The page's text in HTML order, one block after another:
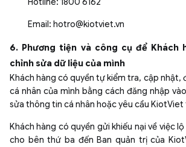
Email: hotro@kiotviet.vn
6. Phương tiện và công cụ để Khách
chỉnh sửa dữ liệu của mình
Khách hàng có quyền tự kiểm tra, cập nhật,
cá nhân của mình bằng cách đăng nhập
sửa thông tin cá nhân hoặc yêu cầu KiotViet
Khách hàng có quyền gửi khiếu nại về việc
cho bên thứ ba đến Ban quản trị của